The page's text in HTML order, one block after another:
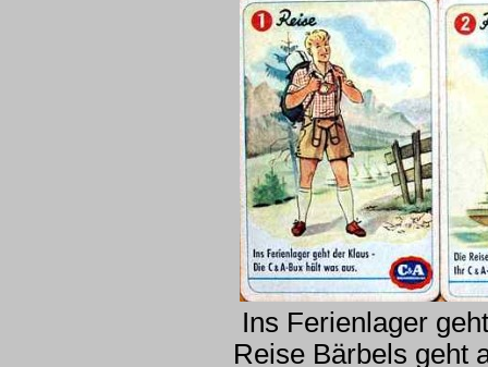
Ins Ferienlager
Reise Bärbels geht